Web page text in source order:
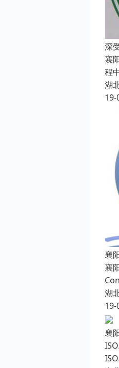
深
襄
程
湖
19-
襄
襄
湖
19-
襄